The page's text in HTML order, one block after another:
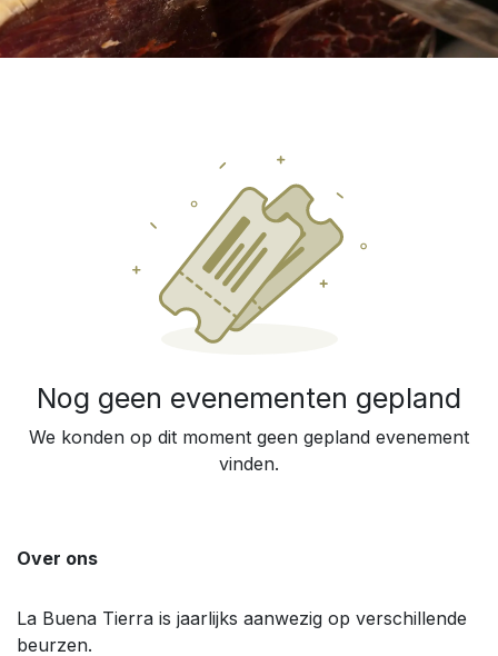
Nog geen evenementen gepland
We konden op dit moment geen gepland evenement
vinden.
Over ons
La Buena Tierra is jaarlijks aanwezig op verschillende
beurzen.